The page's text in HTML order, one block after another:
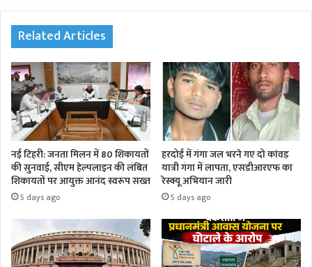
te
Related Articles
नई टिहरी: जनता मिलन में 80 शिकायतों
की सुनवाई, सीएम हेल्पलाइन की लंबित
शिकायतों पर आयुक्त आनंद स्वरूप सख्त
5 days ago
हरदोई में गंगा जल भरने गए दो कांवड़
यात्री गंगा में लापता, एसडीआरएफ का
रेस्क्यू अभियान जारी
5 days ago